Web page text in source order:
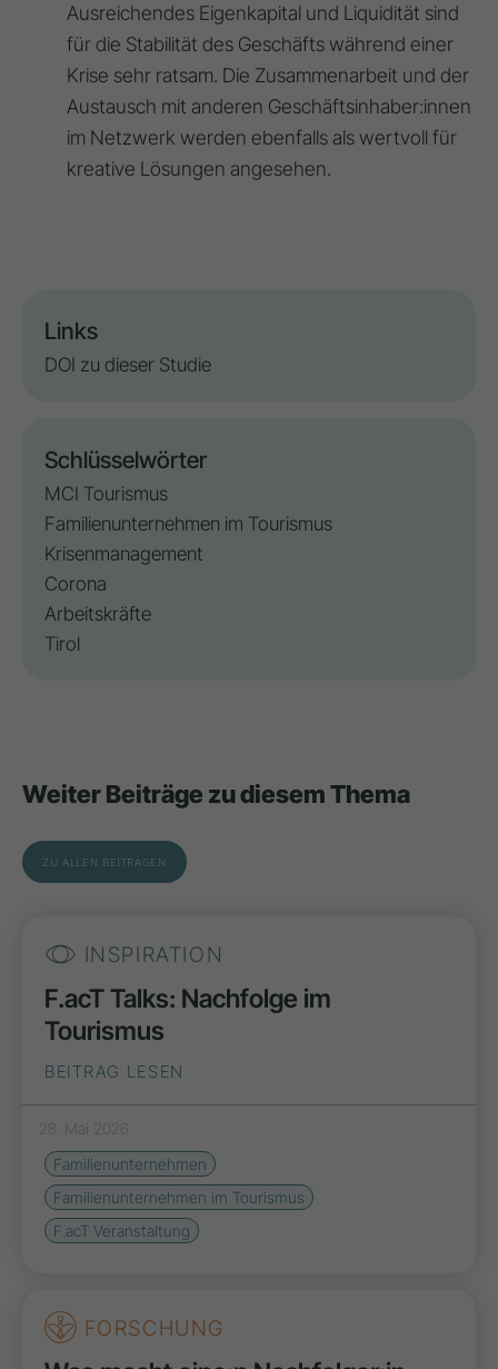
Ausreichendes Eigenkapital und Liquidität sind
für die Stabilität des Geschäfts während einer
Krise sehr ratsam. Die Zusammenarbeit und der
Austausch mit anderen Geschäftsinhaber:innen
im Netzwerk werden ebenfalls als wertvoll für
kreative Lösungen angesehen.
Links
DOI zu dieser Studie
Schlüsselwörter
MCI Tourismus
Familienunternehmen im Tourismus
Krisenmanagement
Corona
Arbeitskräfte
Tirol
Weiter Beiträge zu diesem Thema
ZU ALLEN BEITRÄGEN
INSPIRATION
F.acT Talks: Nachfolge im
Tourismus
BEITRAG LESEN
28. Mai 2026
Familienunternehmen
Familienunternehmen im Tourismus
F.acT Veranstaltung
FORSCHUNG